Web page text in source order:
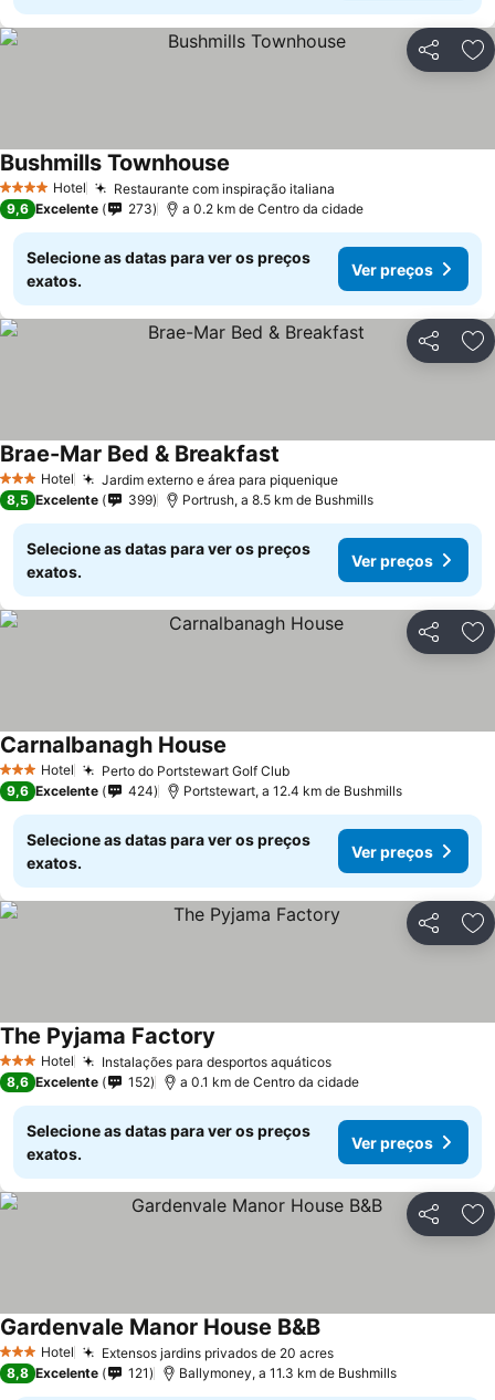
Partilhar
4 EstrelasHotel Restaurante com inspiração italiana
Bushmills Townhouse
9,6 Excelente 273 a 0.2 km de Centro da cidade
Selecione as datas para ver os preços
exatos.
Ver preços
Partilhar
3 EstrelasHotel Jardim externo e área para piqueniqueVer preços
Brae-Mar Bed & Breakfast
8,5 Excelente 399 Portrush, a 8.5 km de Bushmills
Selecione as datas para ver os preços
exatos.
Ver preços
Partilhar
3 EstrelasHotel Perto do Portstewart Golf ClubVer preços
Carnalbanagh House
9,6 Excelente 424 Portstewart, a 12.4 km de Bushmills
Selecione as datas para ver os preços
exatos.
Ver preços
Partilhar
3 EstrelasHotel Instalações para desportos aquáticosVer preços
The Pyjama Factory
8,6 Excelente 152 a 0.1 km de Centro da cidade
Selecione as datas para ver os preços
exatos.
Ver preços
Partilhar
3 EstrelasHotel Extensos jardins privados de 20 acresVer preços
Gardenvale Manor House B&BVer preços
8,8 Excelente 121 Ballymoney, a 11.3 km de Bushmills